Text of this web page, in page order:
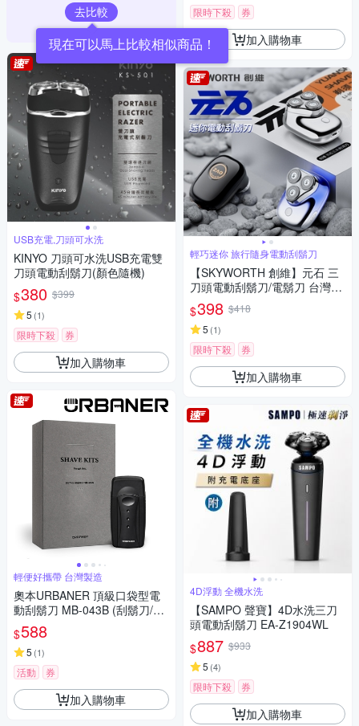
去比較
現在可以馬上比較相似商品！
USB充電,刀頭可水洗
KINYO 刀頭可水洗USB充電雙
刀頭電動刮鬍刀(顏色隨機)
$380 $399
5 (1)
限時下殺 券
加入購物車
輕便好攜帶 台灣製造
奧本URBANER 頂級口袋型電
動刮鬍刀 MB-043B (刮鬍刀/電
鬍刀)
$588
5 (1)
活動 券
加入購物車
限時下殺 券
加入購物車
輕巧迷你 旅行隨身電動刮鬍刀
【SKYWORTH 創維】元石 三
刀頭電動刮鬍刀/電鬍刀 台灣公
司貨(充電式/IPX7防水/全機水
洗/磁吸刀頭)
$398 $418
5 (1)
限時下殺 券
加入購物車
4D浮動 全機水洗
【SAMPO 聲寶】4D水洗三刀
頭電動刮鬍刀 EA-Z1904WL
$887 $933
5 (4)
限時下殺 券
加入購物車